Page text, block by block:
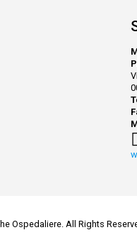
Ospedaliere. All Rights